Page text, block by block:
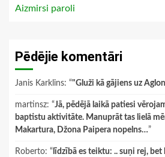
Aizmirsi paroli
Pēdējie komentāri
Janis Karklins: “"Gluži kā gājiens uz
martinsz: “Jā, pēdējā laikā patiesi
baptistu aktivitāte. Manuprāt tas lielā
Makartura, Džona Paipera nopelns…”
Roberto: “ līdzībā es teiktu: .. suņi rej, bet